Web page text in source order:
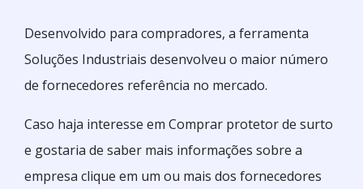
Desenvolvido para compradores, a ferramenta
Soluções Industriais desenvolveu o maior número
de fornecedores referência no mercado.
Caso haja interesse em Comprar protetor de surto
e gostaria de saber mais informações sobre a
empresa clique em um ou mais dos fornecedores